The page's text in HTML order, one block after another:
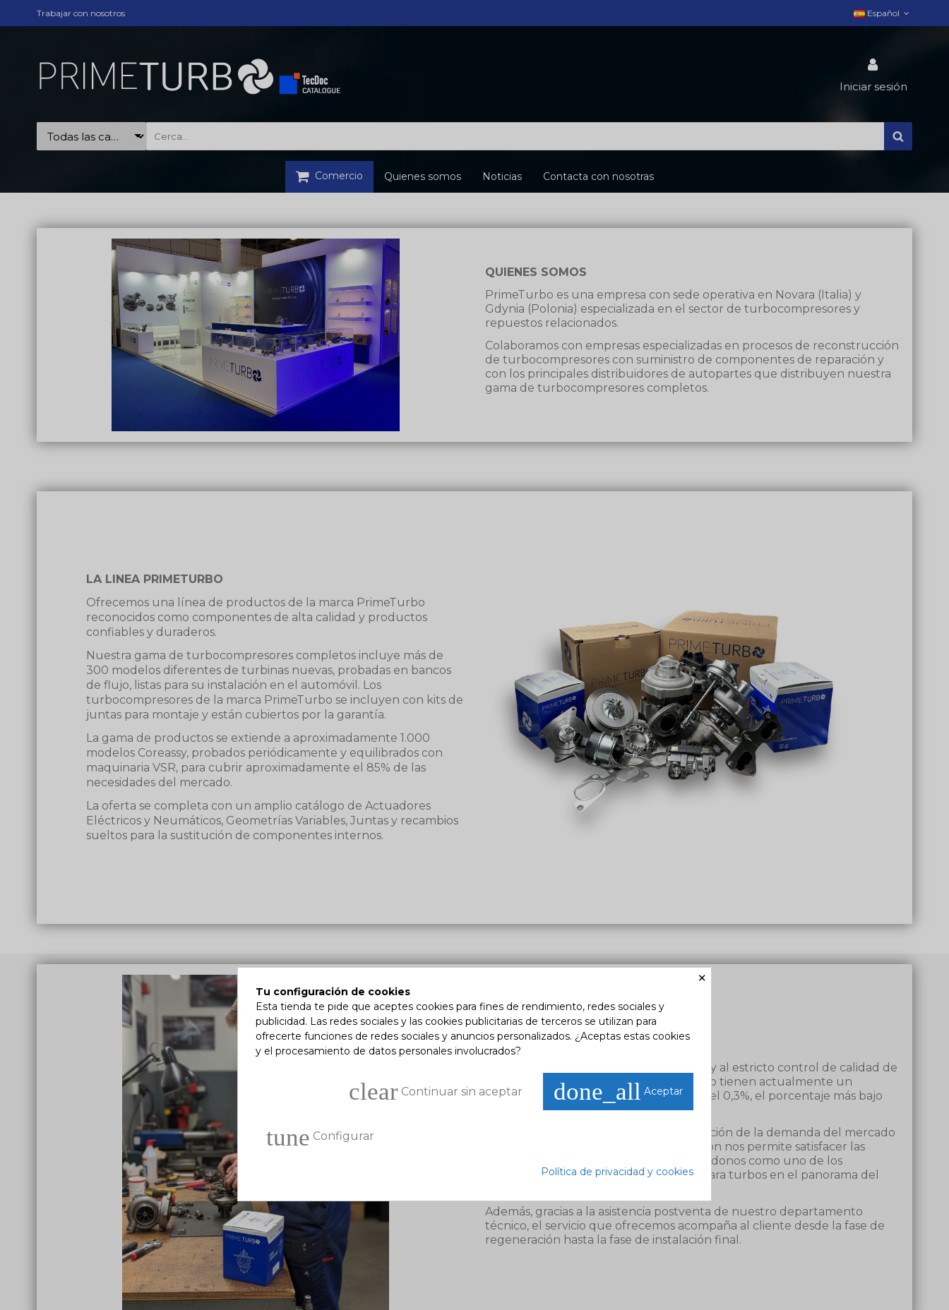
Trabajar con nosotros Español
Iniciar sesión
Comercio Quienes somos Noticias Contacta con nosotras
QUIENES SOMOS
PrimeTurbo es una empresa con sede operativa en Novara (Italia) y
Gdynia (Polonia) especializada en el sector de turbocompresores y
repuestos relacionados.
Colaboramos con empresas especializadas en procesos de reconstrucción
de turbocompresores con suministro de componentes de reparación y
con los principales distribuidores de autopartes que distribuyen nuestra
gama de turbocompresores completos.
LA LINEA PRIMETURBO
Ofrecemos una línea de productos de la marca PrimeTurbo
reconocidos como componentes de alta calidad y productos
confiables y duraderos.
Nuestra gama de turbocompresores completos incluye más de
300 modelos diferentes de turbinas nuevas, probadas en bancos
de flujo, listas para su instalación en el automóvil. Los
turbocompresores de la marca PrimeTurbo se incluyen con kits de
juntas para montaje y están cubiertos por la garantía.
La gama de productos se extiende a aproximadamente 1.000
modelos Coreassy, ​​probados periódicamente y equilibrados con
maquinaria VSR, para cubrir aproximadamente el 85% de las
necesidades del mercado.
La oferta se completa con un amplio catálogo de Actuadores
Eléctricos y Neumáticos, Geometrías Variables, Juntas y recambios
sueltos para la sustitución de componentes internos.
POR QUÉ ELEGIR PRIMETURBO
Gracias a los altos estándares de calidad y al estricto control de calidad de
los productos, los productos PrimeTurbo tienen actualmente un
porcentaje de devolución de garantía del 0,3%, el porcentaje más bajo
del mercado de posventa.
La gama en constante evolución en función de la demanda del mercado
y las necesidades de la flota en circulación nos permite satisfacer las
necesidades de nuestros clientes, situándonos como uno de los
principales proveedores de repuestos para turbos en el panorama del
Además, gracias a la asistencia postventa de nuestro departamento
técnico, el servicio que ofrecemos acompaña al cliente desde la fase de
regeneración hasta la fase de instalación final.
×
Tu configuración de cookies
Esta tienda te pide que aceptes cookies para fines de rendimiento, redes sociales y
publicidad. Las redes sociales y las cookies publicitarias de terceros se utilizan para
ofrecerte funciones de redes sociales y anuncios personalizados. ¿Aceptas estas cookies
y el procesamiento de datos personales involucrados?
done_all Aceptar
clear Continuar sin aceptar
tune Configurar
Política de privacidad y cookies